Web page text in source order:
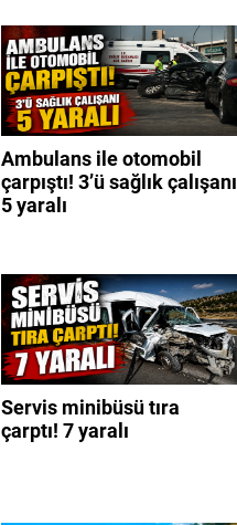
Ambulans ile otomobil
çarpıştı! 3’ü sağlık çalışanı
5 yaralı
Servis minibüsü tıra
çarptı! 7 yaralı